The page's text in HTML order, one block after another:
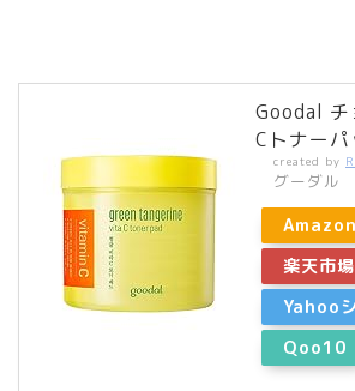
Goodal チ
Cトナーパ
created by
グーダル
Amazon
楽天市場
Yahoo
Qoo10